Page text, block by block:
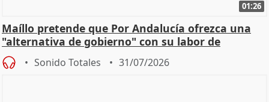
01:26
Maíllo pretende que Por Andalucía ofrezca una
"alternativa de gobierno" con su labor de
oposición
Sonido Totales 31/07/2026